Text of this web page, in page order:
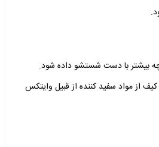
بیشتر با دست شستشو داده شود.
از مواد سفید کننده از قبیل وایتکس